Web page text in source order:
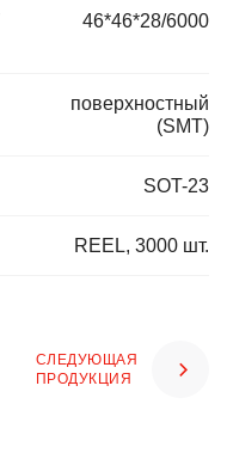
46*46*28/6000
поверхностный
(SMT)
SOT-23
REEL, 3000 шт.
СЛЕДУЮЩАЯ
ПРОДУКЦИЯ